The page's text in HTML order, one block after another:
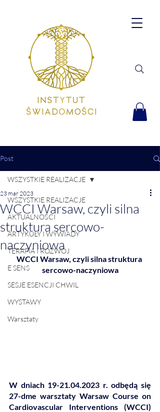
Post
WSZYSTKIE REALIZACJE
AKTUALNOŚCI
ARTYKUŁY I WYWIADY
TERAPIA I ROZWÓJ
E SENS
SESJE ESENCJI CHWIL
WYSTAWY
Warsztaty
WSZYSTKIE REALIZACJE
WCCI Warsaw, czyli silna
struktura sercowo-
naczyniowa
23 mar 2023
WCCI Warsaw, czyli silna struktura
sercowo-naczyniowa
W dniach 19-21.04.2023 r. odbędą się
27-dme warsztaty Warsaw Course on
Cardiovascular Interventions (WCCI)